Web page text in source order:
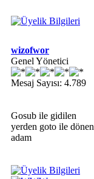
wizofwor
Genel Yönetici
Mesaj Sayısı: 4.789
Gosub ile gidilen
yerden goto ile dönen
adam